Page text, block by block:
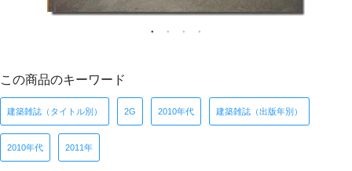
この商品のキーワード
建築雑誌（タイトル別） 2G 2010年代 建築雑誌（出版年別）
2010年代 2011年